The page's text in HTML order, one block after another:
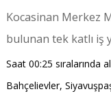
Kocasinan Merkez
bulunan tek katlı iş
Saat 00:25 sıralarında
Bahçelievler,